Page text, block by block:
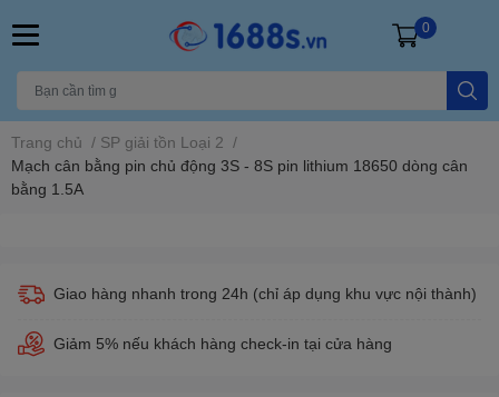
0
Trang chủ / SP giải tồn Loại 2 /
Mạch cân bằng pin chủ động 3S - 8S pin lithium 18650 dòng cân
bằng 1.5A
Giao hàng nhanh trong 24h (chỉ áp dụng khu vực nội thành)
Giảm 5% nếu khách hàng check-in tại cửa hàng